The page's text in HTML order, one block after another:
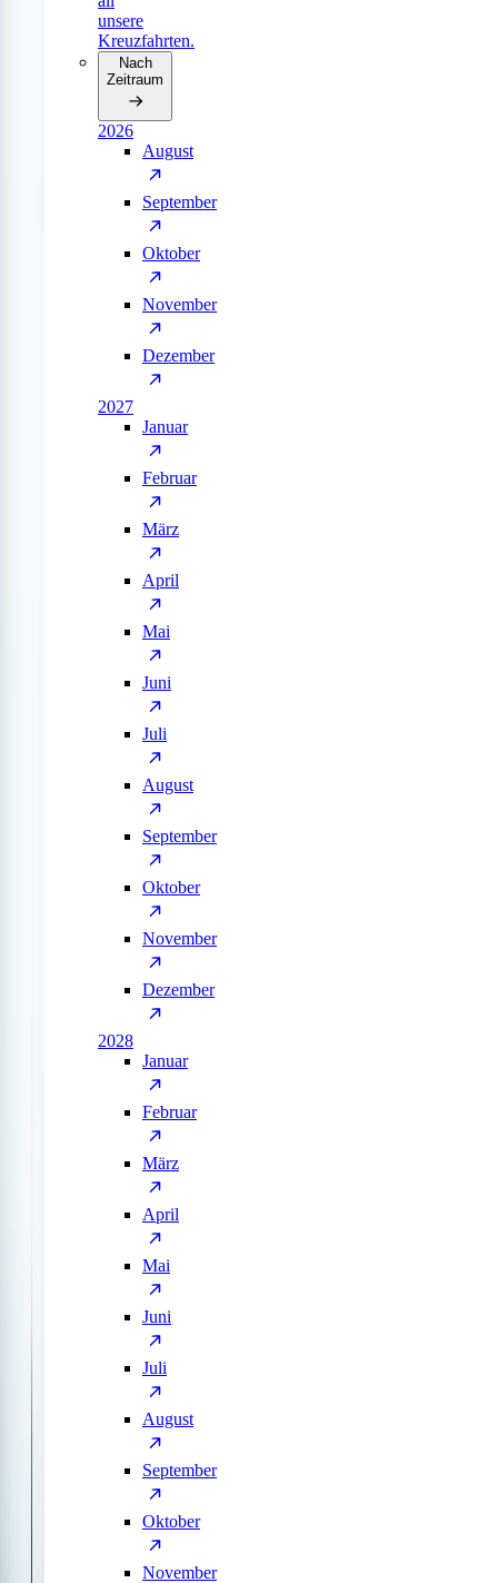
unsere
Kreuzfahrten.
Nach
Zeitraum
2026
August
September
Oktober
November
Dezember
2027
Januar
Februar
März
April
Mai
Juni
Juli
August
September
Oktober
November
Dezember
2028
Januar
Februar
März
April
Mai
Juni
Juli
August
September
Oktober
November